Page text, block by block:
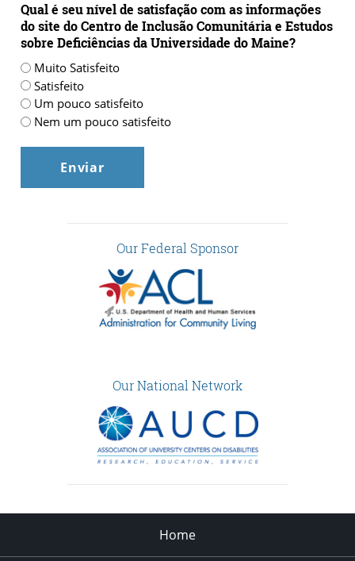
Qual é seu nível de satisfação com as informações
do site do Centro de Inclusão Comunitária e Estudos
sobre Deficiências da Universidade do Maine?
Muito Satisfeito
Satisfeito
Um pouco satisfeito
Nem um pouco satisfeito
Our Federal Sponsor
Our National Network
Home